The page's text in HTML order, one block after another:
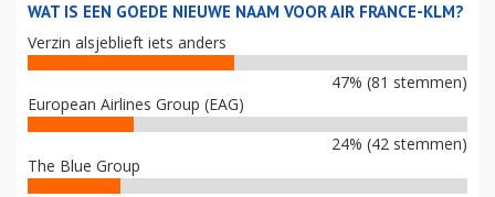
WAT IS EEN GOEDE NIEUWE NAAM VOOR AIR FRANCE-KLM?
Verzin alsjeblieft iets anders
47% (81 stemmen)
European Airlines Group (EAG)
24% (42 stemmen)
The Blue Group